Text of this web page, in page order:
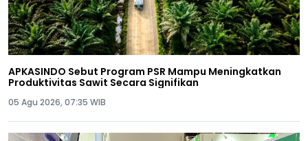
APKASINDO Sebut Program PSR Mampu Meningkatkan
Produktivitas Sawit Secara Signifikan
05 Agu 2026, 07:35 WIB